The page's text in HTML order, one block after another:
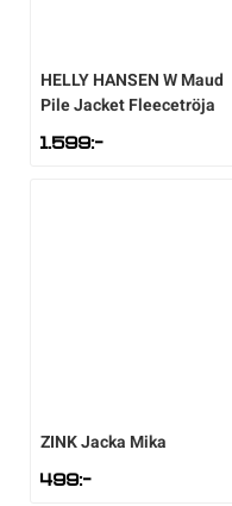
HELLY HANSENW Maud
Pile Jacket Fleecetröja
1.599:-
ZINKJacka Mika
499:-